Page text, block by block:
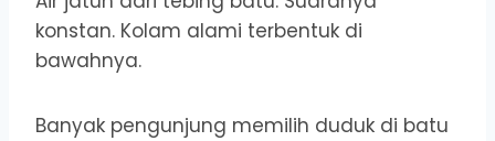
konstan. Kolam alami terbentuk di
bawahnya.
Banyak pengunjung memilih duduk di batu